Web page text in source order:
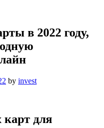
в 2022 году,
by invest
карт для